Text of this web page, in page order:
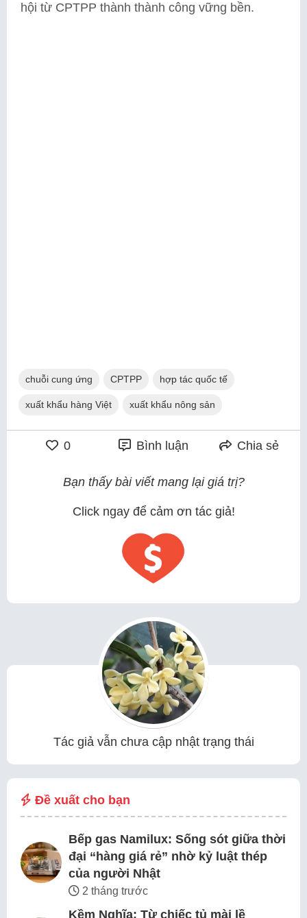
hội từ CPTPP thành thành công vững bền.
chuỗi cung ứng CPTPP hợp tác quốc tế
xuất khẩu hàng Việt xuất khẩu nông sản
0 Bình luận Chia sẻ
Bạn thấy bài viết mang lại giá trị?
Click ngay để cảm ơn tác giả!
Tác giả vẫn chưa cập nhật trạng thái
Đề xuất cho bạn
Bếp gas Namilux: Sống sót giữa thời
đại “hàng giá rẻ” nhờ kỷ luật thép
của người Nhật
2 tháng trước
Kềm Nghĩa: Từ chiếc tủ mài lề